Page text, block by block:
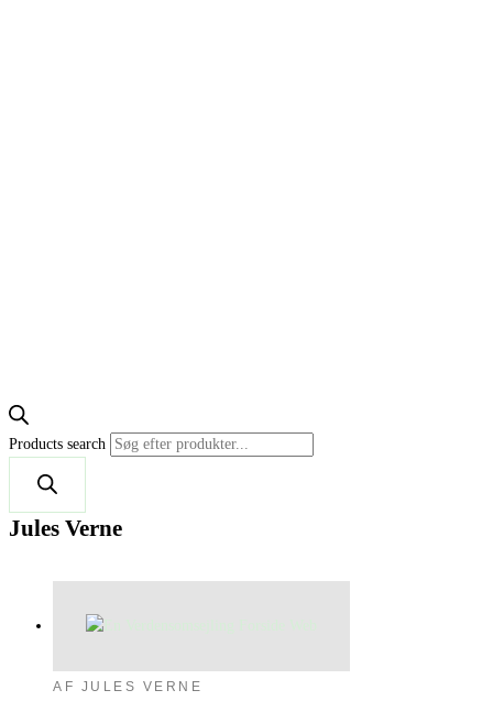
Products search
Jules Verne
AF JULES VERNE